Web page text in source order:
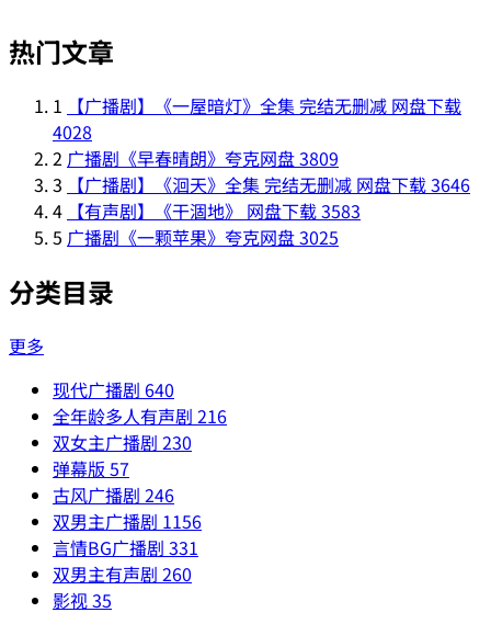
热门文章
1
【广播剧】《一屋暗灯》全集 完结无删减 网盘下载
4028
2 广播剧《早春晴朗》夸克网盘3809
3
【广播剧】《洄天》全集 完结无删减 网盘下载3646
4 【有声剧】《干涸地》 网盘下载3583
5 广播剧《一颗苹果》夸克网盘3025
分类目录
更多
现代广播剧 640
全年龄多人有声剧 216
双女主广播剧 230
弹幕版 57
古风广播剧 246
双男主广播剧 1156
言情BG广播剧 331
双男主有声剧 260
影视35